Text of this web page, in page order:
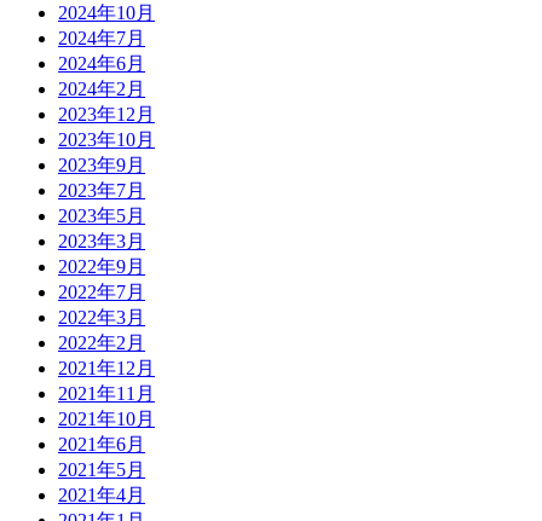
2024年10月
2024年7月
2024年6月
2024年2月
2023年12月
2023年10月
2023年9月
2023年7月
2023年5月
2023年3月
2022年9月
2022年7月
2022年3月
2022年2月
2021年12月
2021年11月
2021年10月
2021年6月
2021年5月
2021年4月